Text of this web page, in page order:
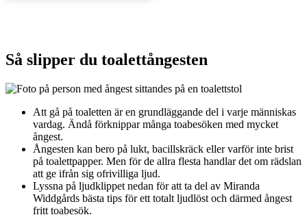
Så slipper du toalettångesten
Att gå på toaletten är en grundläggande del i varje människas
vardag. Ändå förknippar många toabesöken med mycket
ångest.
Ångesten kan bero på lukt, bacillskräck eller varför inte brist
på toalettpapper. Men för de allra flesta handlar det om rädslan
att ge ifrån sig ofrivilliga ljud.
Lyssna på ljudklippet nedan för att ta del av Miranda
Widdgårds bästa tips för ett totalt ljudlöst och därmed ångest
fritt toabesök.